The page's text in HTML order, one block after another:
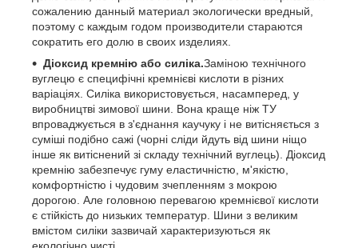
сожалению данный материал экологически вредный,
поэтому с каждым годом производители стараются
сократить его долю в своих изделиях.
Діоксид кремнію або силіка.Заміною технічного
вуглецю є специфічні кремнієві кислоти в різних
варіаціях. Силіка використовується, насамперед, у
виробництві зимової шини. Вона краще ніж ТУ
впроваджується в з'єднання каучуку і не витісняється з
суміші подібно сажі (чорні сліди йдуть від шини ніщо
інше як витіснений зі складу технічний вуглець). Діоксид
кремнію забезпечує гуму еластичністю, м'якістю,
комфортністю і чудовим зчепленням з мокрою
дорогою. Але головною перевагою кремнієвої кислоти
є стійкість до низьких температур. Шини з великим
вмістом силіки зазвичай характеризуються як